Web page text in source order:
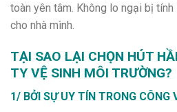
toàn yên tâm. Không lo ngại bị
cho nhà mình.
TẠI SAO LẠI CHỌN HÚT
TY VỆ SINH MÔI TRƯỜNG?
1/ BỞI SỰ UY TÍN TRONG CÔNG